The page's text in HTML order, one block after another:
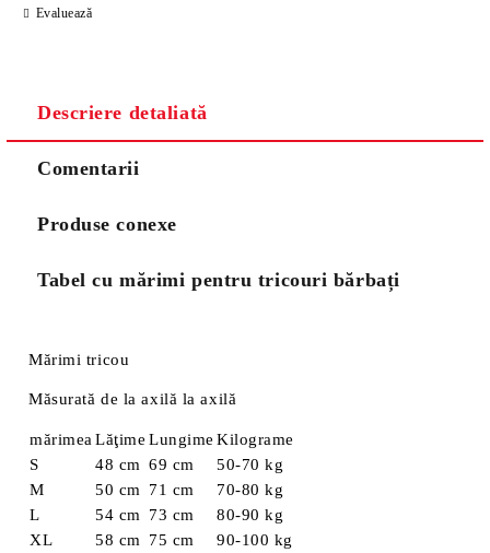
Evaluează
Descriere detaliată
Comentarii
Produse conexe
Tabel cu mărimi pentru tricouri bărbați
Mărimi tricou
Măsurată de la axilă la axilă
mărimea Lăţime Lungime Kilograme
S
48 cm 69 cm
50-70 kg
M
50 cm 71 cm
70-80 kg
L
54 cm 73 cm
80-90 kg
XL
58 cm 75 cm
90-100 kg